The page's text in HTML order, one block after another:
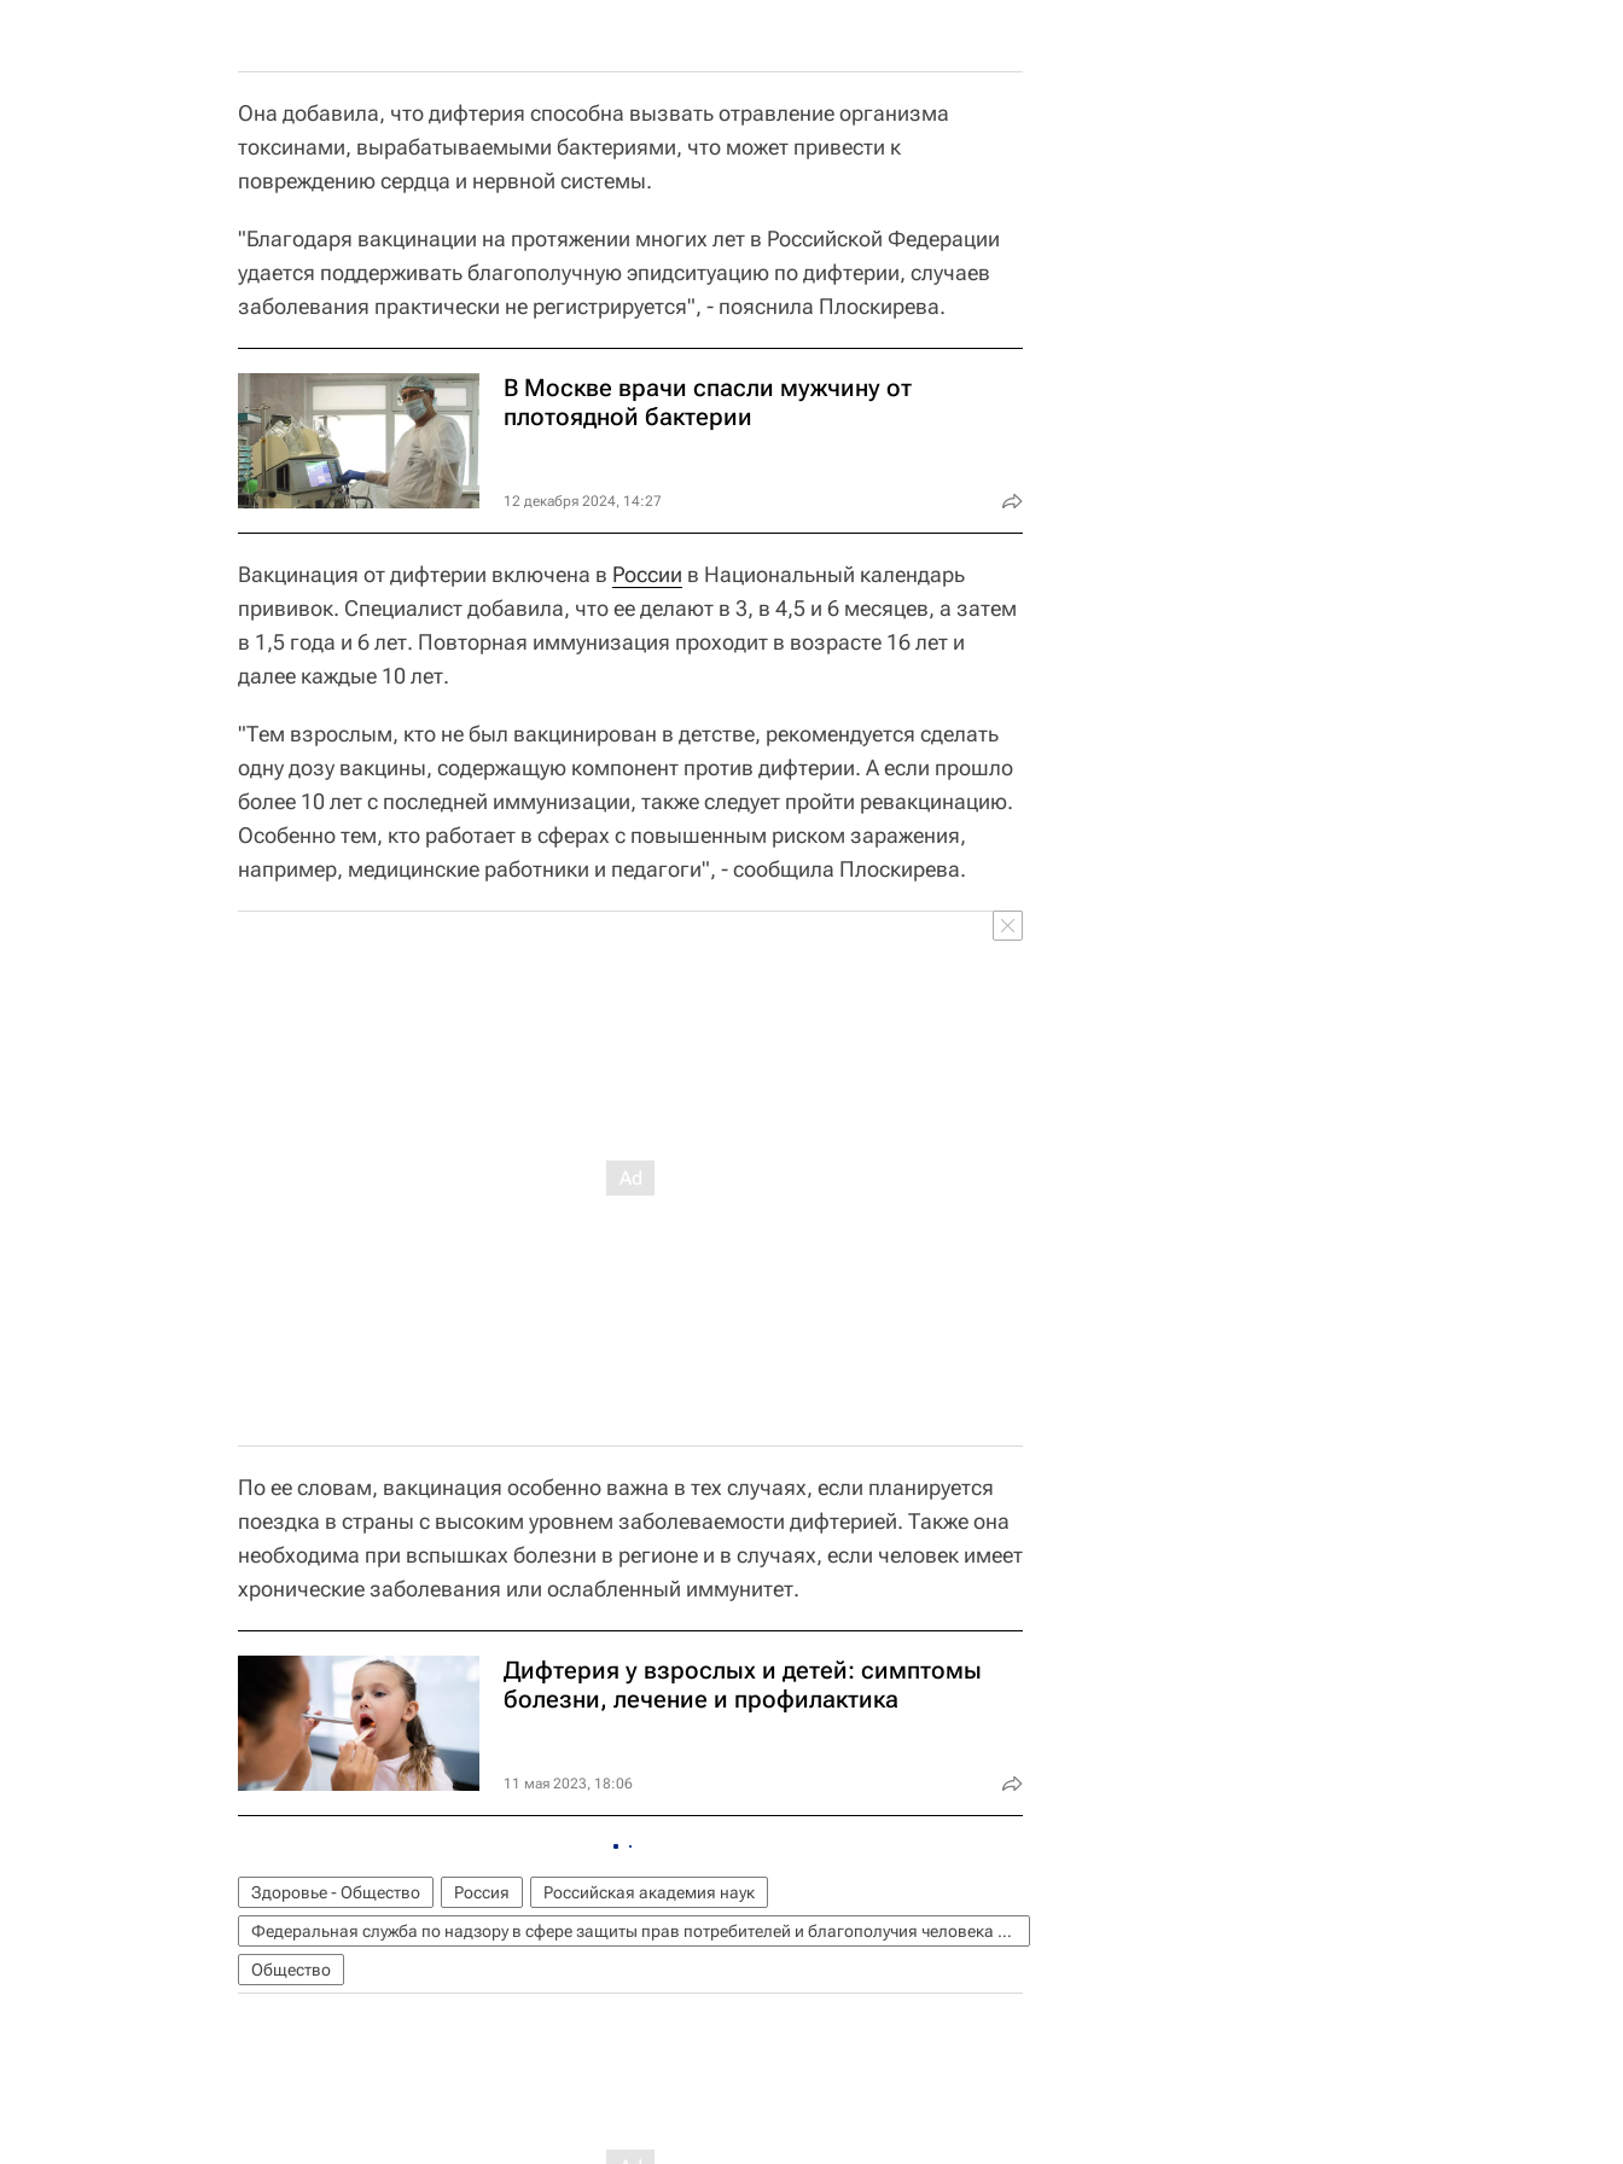
Она добавила, что дифтерия способна вызвать отравление организма
токсинами, вырабатываемыми бактериями, что может привести к
повреждению сердца и нервной системы.
"Благодаря вакцинации на протяжении многих лет в Российской Федерации
удается поддерживать благополучную эпидситуацию по дифтерии, случаев
заболевания практически не регистрируется", - пояснила Плоскирева.
В Москве врачи спасли мужчину от
плотоядной бактерии
12 декабря 2024, 14:27
Вакцинация от дифтерии включена в России в Национальный календарь
прививок. Специалист добавила, что ее делают в 3, в 4,5 и 6 месяцев, а затем
в 1,5 года и 6 лет. Повторная иммунизация проходит в возрасте 16 лет и
далее каждые 10 лет.
"Тем взрослым, кто не был вакцинирован в детстве, рекомендуется сделать
одну дозу вакцины, содержащую компонент против дифтерии. А если прошло
более 10 лет с последней иммунизации, также следует пройти ревакцинацию.
Особенно тем, кто работает в сферах с повышенным риском заражения,
например, медицинские работники и педагоги", - сообщила Плоскирева.
По ее словам, вакцинация особенно важна в тех случаях, если планируется
поездка в страны с высоким уровнем заболеваемости дифтерией. Также она
необходима при вспышках болезни в регионе и в случаях, если человек имеет
хронические заболевания или ослабленный иммунитет.
Дифтерия у взрослых и детей: симптомы
болезни, лечение и профилактика
11 мая 2023, 18:06
Здоровье - Общество Россия
Российская академия наук
Федеральная служба по надзору в сфере защиты прав потребителей и благополучия человека (Роспотребнадзор)
Общество